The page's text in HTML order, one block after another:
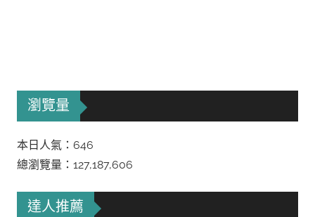
瀏覽量
本日人氣：646
總瀏覽量：127,187,606
達人推薦